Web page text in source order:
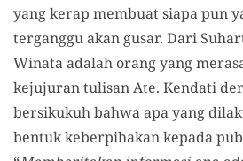
yang kerap membuat siapa pun
terganggu akan gusar. Dari
Winata adalah orang yang
kejujuran tulisan Ate. Kendati
bersikukuh bahwa apa yang
bentuk keberpihakan kepada